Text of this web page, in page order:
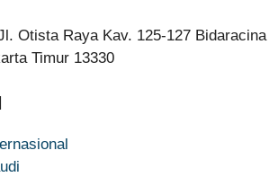
Otista Raya Kav. 125-127 Bidaracina
Timur 13330